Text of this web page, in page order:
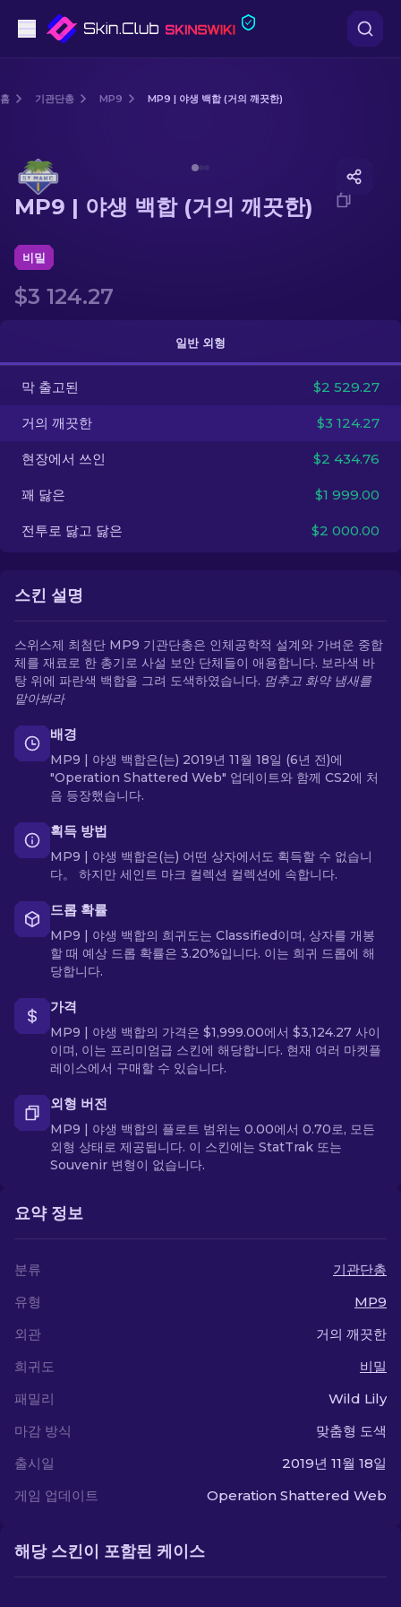
저격소총
장갑
기타
홈 기관단총 MP9 MP9 | 야생 백합 (거의 깨끗한)
MP9 | 야생 백합 (거의 깨끗한)
비밀
$3 124.27
일반 외형
막 출고된 $2 529.27
거의 깨끗한 $3 124.27
현장에서 쓰인 $2 434.76
꽤 닳은 $1 999.00
전투로 닳고 닳은 $2 000.00
스킨 설명
스위스제 최첨단 MP9 기관단총은 인체공학적 설계와 가벼운 중합
체를 재료로 한 총기로 사설 보안 단체들이 애용합니다. 보라색 바
탕 위에 파란색 백합을 그려 도색하였습니다. 멈추고 화약 냄새를
맡아봐라
배경
MP9 | 야생 백합은(는) 2019년 11월 18일 (6년 전)에
"Operation Shattered Web" 업데이트와 함께 CS2에 처
음 등장했습니다.
획득 방법
MP9 | 야생 백합은(는) 어떤 상자에서도 획득할 수 없습니
다。 하지만 세인트 마크 컬렉션 컬렉션에 속합니다.
드롭 확률
MP9 | 야생 백합의 희귀도는 Classified이며, 상자를 개봉
할 때 예상 드롭 확률은 3.20%입니다. 이는 희귀 드롭에 해
당합니다.
가격
MP9 | 야생 백합의 가격은 $1,999.00에서 $3,124.27 사이
이며, 이는 프리미엄급 스킨에 해당합니다. 현재 여러 마켓플
레이스에서 구매할 수 있습니다.
외형 버전
MP9 | 야생 백합의 플로트 범위는 0.00에서 0.70로, 모든
외형 상태로 제공됩니다. 이 스킨에는 StatTrak 또는
Souvenir 변형이 없습니다.
요약 정보
분류
기관단총
유형
MP9
외관
거의 깨끗한
희귀도
비밀
패밀리
Wild Lily
마감 방식
맞춤형 도색
출시일
2019년 11월 18일
게임 업데이트
Operation Shattered Web
해당 스킨이 포함된 케이스